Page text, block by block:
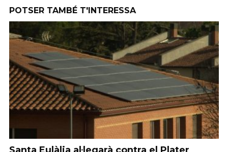
POTSER TAMBÉ T'INTERESSA